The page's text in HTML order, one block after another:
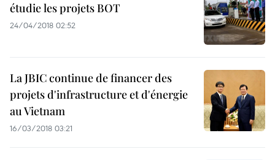
étudie les projets BOT
24/04/2018 02:52
La JBIC continue de financer des
projets d'infrastructure et d'énergie
au Vietnam
16/03/2018 03:21